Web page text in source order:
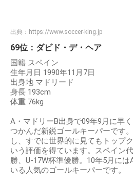
出典： https://www.soccer-king.jp
69位：ダビド・デ・ヘア
国籍 スペイン
生年月日 1990年11月7日
出身地 マドリード
身長 193cm
体重 76kg
A・マドリーB出身で09年9月に早
つかんだ新鋭ゴールキーパーです
し、すでに世界的に見てもトップ
いう評価を得ています。スペイン
勝、U-17W杯準優勝。10年5月に
いる人気のゴールキーパーです。